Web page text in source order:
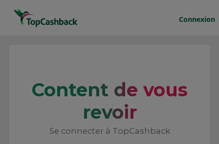
Connexion
Content de vous
revoir
Se connecter à TopCashback